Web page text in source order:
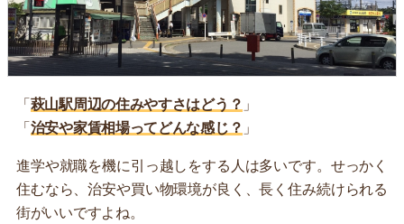
「 萩山駅周辺の住みやすさはどう？ 」
「 治安や家賃相場ってどんな感じ？ 」
進学や就職を機に引っ越しをする人は多いです。せっかく
住むなら、治安や買い物環境が良く、長く住み続けられる
街がいいですよね。